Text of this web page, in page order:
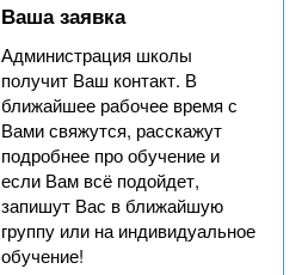
Ваша заявка
Администрация школы
получит Ваш контакт. В
ближайшее рабочее время с
Вами свяжутся, расскажут
подробнее про обучение и
если Вам всё подойдет,
запишут Вас в ближайшую
группу или на индивидуальное
обучение!